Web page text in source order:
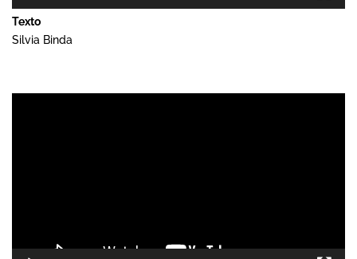
Texto
Silvia Binda